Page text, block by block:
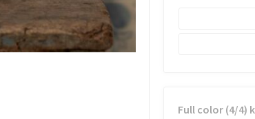
Full color (4/4)